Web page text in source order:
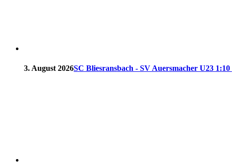
3. August 2026SC Bliesransbach - SV Auersmacher U23 1:10